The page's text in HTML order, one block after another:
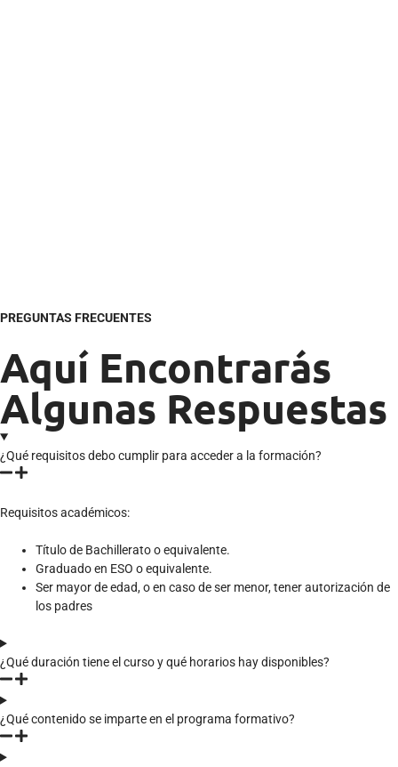
PREGUNTAS FRECUENTES
Aquí Encontrarás
Algunas Respuestas
¿Qué requisitos debo cumplir para acceder a la formación?
Requisitos académicos:
Título de Bachillerato o equivalente.
Graduado en ESO o equivalente.
Ser mayor de edad, o en caso de ser menor, tener autorización de
los padres
¿Qué duración tiene el curso y qué horarios hay disponibles?
¿Qué contenido se imparte en el programa formativo?